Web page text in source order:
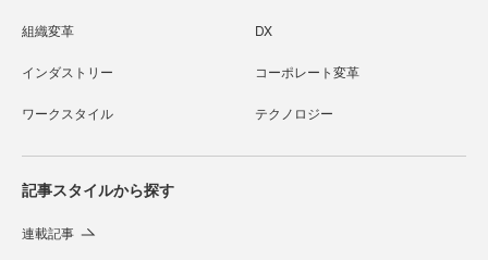
組織変革 DX
インダストリー コーポレート変革
ワークスタイル テクノロジー
記事スタイルから探す
連載記事